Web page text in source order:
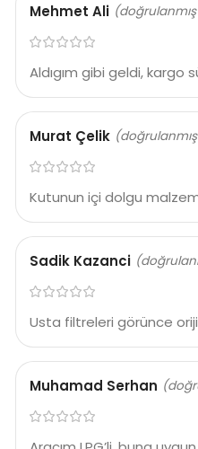
Mehmet Ali (doğrulanmış
Aldıgım gibi geldi, kargo
Murat Çelik (doğrulanmış
Kutunun içi dolgu
Sadik Kazanci
Usta filtreleri görünce
Muhamad Serhan